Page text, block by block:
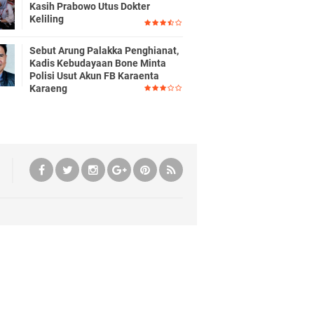
Kasih Prabowo Utus Dokter
Keliling
Sebut Arung Palakka Penghianat,
Kadis Kebudayaan Bone Minta
Polisi Usut Akun FB Karaenta
Karaeng